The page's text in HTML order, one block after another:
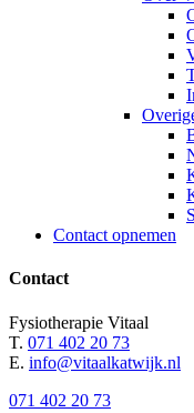
Contact opnemen
Contact
Fysiotherapie Vitaal
T. 071 402 20 73
E. info@vitaalkatwijk.nl
071 402 20 73